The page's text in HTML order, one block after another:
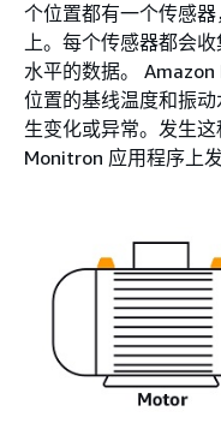
个位置都有一个传感
上。每个传感器都会
水平的数据。
位置的基线温度和振
生变化或异常。发生
Monitron 应用程序上发